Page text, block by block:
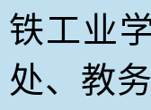
铁工业
处、教